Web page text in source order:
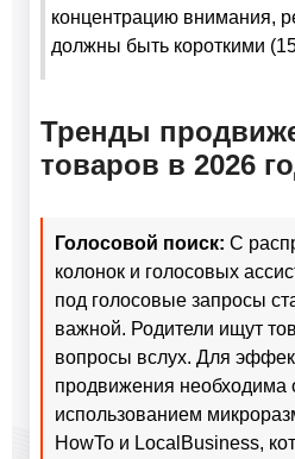
концентрацию внимания,
должны быть короткими
Тренды
товаров в 2026
Голосовой поиск: С
колонок и голосовых
под голосовые запросы
важной. Родители ищут
вопросы вслух. Для
продвижения необходима
использованием
HowTo и LocalBusiness,